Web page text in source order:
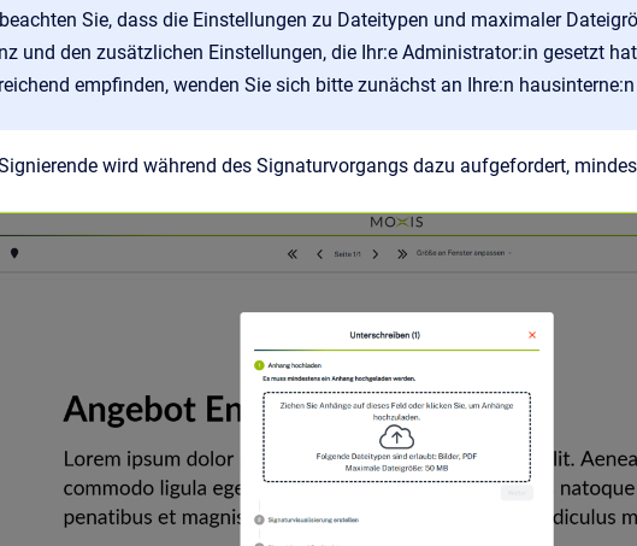
Sie, dass die Einstellungen zu Dateitypen und maximaler
und den zusätzlichen Einstellungen, die Ihr:e Administrator:in gesetzt
empfinden, wenden Sie sich bitte zunächst an Ihre:n
wird während des Signaturvorgangs dazu aufgefordert,